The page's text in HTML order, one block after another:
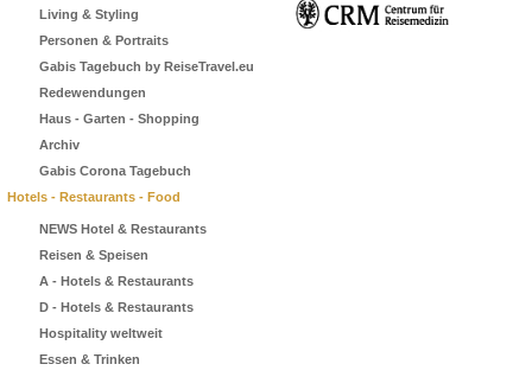
Living & Styling
Personen & Portraits
Gabis Tagebuch by ReiseTravel.eu
Redewendungen
Haus - Garten - Shopping
Archiv
Gabis Corona Tagebuch
Hotels - Restaurants - Food
NEWS Hotel & Restaurants
Reisen & Speisen
A - Hotels & Restaurants
D - Hotels & Restaurants
Hospitality weltweit
Essen & Trinken